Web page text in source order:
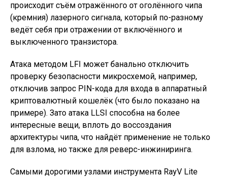
происходит съём отражённого от оголённого чипа
(кремния) лазерного сигнала, который по-разному
ведёт себя при отражении от включённого и
выключенного транзистора.
Атака методом LFI может банально отключить
проверку безопасности микросхемой, например,
отключив запрос PIN-кода для входа в аппаратный
криптовалютный кошелёк (что было показано на
примере). Зато атака LLSI способна на более
интересные вещи, вплоть до воссоздания
архитектуры чипа, что найдёт применение не только
для взлома, но также для реверс-инжиниринга.
Самыми дорогими узлами инструмента RayV Lite